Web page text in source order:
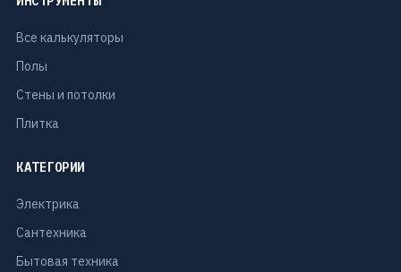
Все калькуляторы
Полы
Стены и потолки
Плитка
КАТЕГОРИИ
Электрика
Сантехника
Бытовая техника